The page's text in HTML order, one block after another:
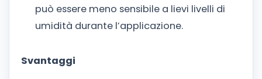
può essere meno sensibile a lievi livelli di
umidità durante l’applicazione.
Svantaggi